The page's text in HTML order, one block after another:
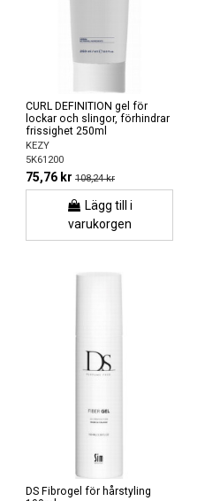
CURL DEFINITION gel för
lockar och slingor, förhindrar
frissighet 250ml
KEZY
5K61200
75,76 kr 108,24 kr
Lägg till i
varukorgen
DS Fibrogel för hårstyling